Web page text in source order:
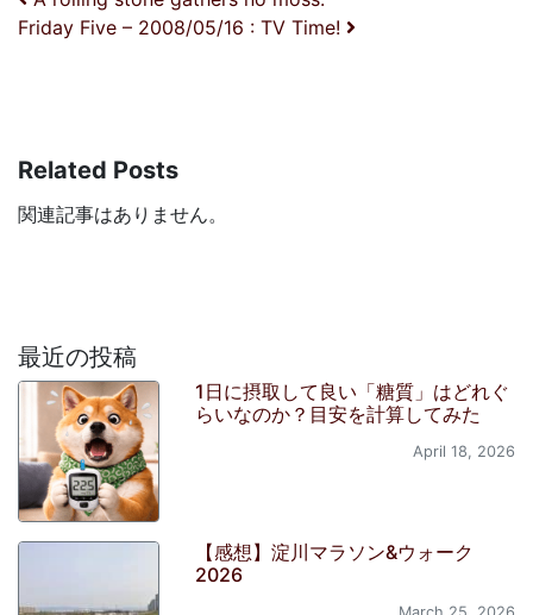
Friday Five – 2008/05/16 : TV Time!
Related Posts
関連記事はありません。
最近の投稿
1日に摂取して良い「糖質」はどれぐ
らいなのか？目安を計算してみた
April 18, 2026
【感想】淀川マラソン&ウォーク
2026